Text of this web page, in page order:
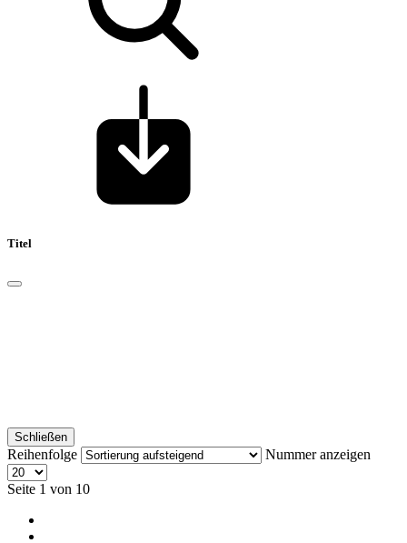
Titel
Schließen
Reihenfolge Nummer anzeigen
Seite 1 von 10